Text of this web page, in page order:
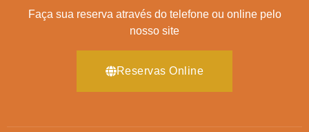
Faça sua reserva através do telefone ou online pelo
nosso site
Reservas Online